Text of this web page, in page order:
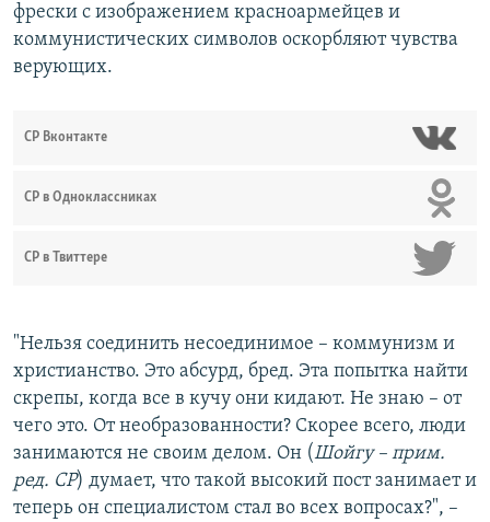
фрески с изображением красноармейцев и
коммунистических символов оскорбляют чувства
верующих.
СР Вконтакте
СР в Одноклассниках
СР в Твиттере
"Нельзя соединить несоединимое – коммунизм и
христианство. Это абсурд, бред. Эта попытка найти
скрепы, когда все в кучу они кидают. Не знаю – от
чего это. От необразованности? Скорее всего, люди
занимаются не своим делом. Он (Шойгу – прим.
ред. СР) думает, что такой высокий пост занимает и
теперь он специалистом стал во всех вопросах?", –